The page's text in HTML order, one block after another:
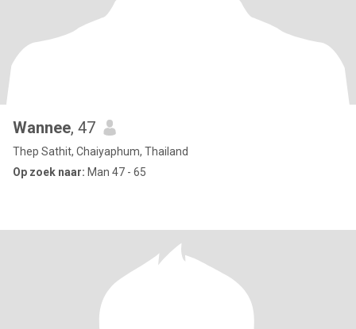
Wannee, 47
Thep Sathit, Chaiyaphum, Thailand
Op zoek naar: Man 47 - 65